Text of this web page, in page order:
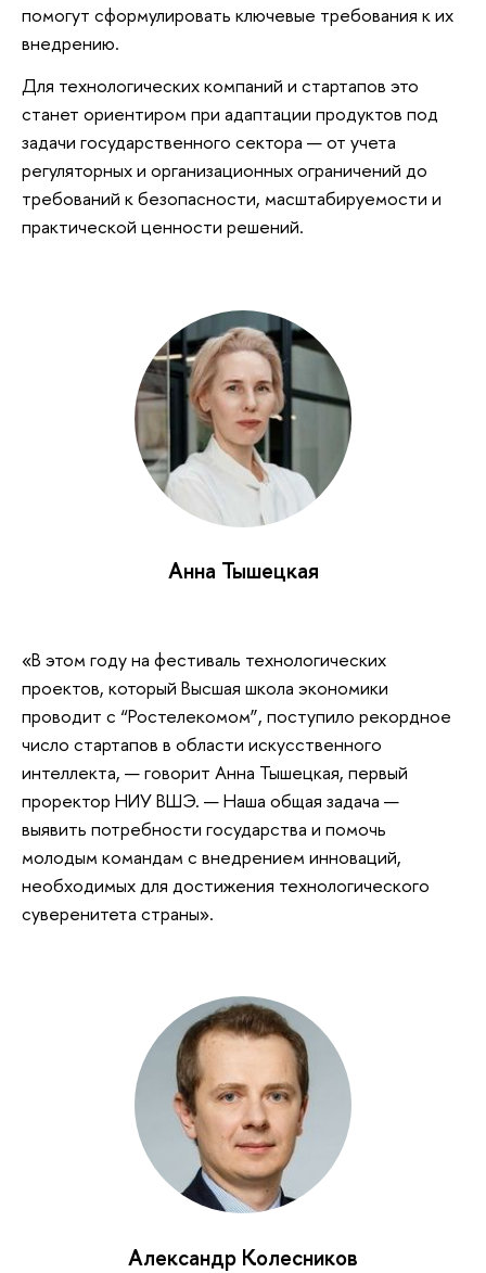
помогут сформулировать ключевые требования к их
внедрению.
Для технологических компаний и стартапов это
станет ориентиром при адаптации продуктов под
задачи государственного сектора — от учета
регуляторных и организационных ограничений до
требований к безопасности, масштабируемости и
практической ценности решений.
Анна Тышецкая
«В этом году на фестиваль технологических
проектов, который Высшая школа экономики
проводит с “Ростелекомом”, поступило рекордное
число стартапов в области искусственного
интеллекта, — говорит Анна Тышецкая, первый
проректор НИУ ВШЭ. — Наша общая задача —
выявить потребности государства и помочь
молодым командам с внедрением инноваций,
необходимых для достижения технологического
суверенитета страны».
Александр Колесников